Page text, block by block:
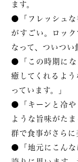
ます。
●「フレッシュな
がすごい。ロッ
なって、ついつい
●「この時期にな
癒してくれるよ
っています。」
●「キーンと冷や
ような旨味がた
群で食事がさらに
●「地元にこんな